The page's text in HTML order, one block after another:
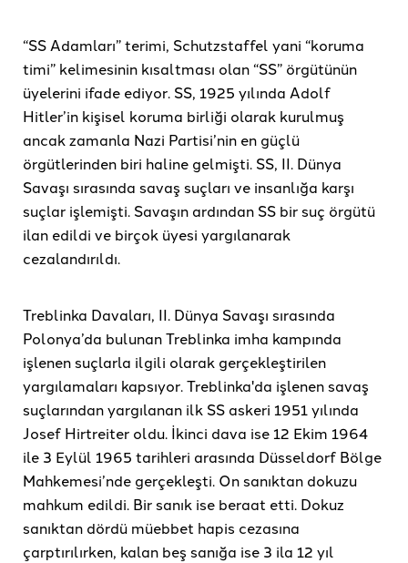
“SS Adamları” terimi, Schutzstaffel yani “koruma
timi” kelimesinin kısaltması olan “SS” örgütünün
üyelerini ifade ediyor. SS, 1925 yılında Adolf
Hitler’in kişisel koruma birliği olarak kurulmuş
ancak zamanla Nazi Partisi’nin en güçlü
örgütlerinden biri haline gelmişti. SS, II. Dünya
Savaşı sırasında savaş suçları ve insanlığa karşı
suçlar işlemişti. Savaşın ardından SS bir suç örgütü
ilan edildi ve birçok üyesi yargılanarak
cezalandırıldı.
Treblinka Davaları, II. Dünya Savaşı sırasında
Polonya’da bulunan Treblinka imha kampında
işlenen suçlarla ilgili olarak gerçekleştirilen
yargılamaları kapsıyor. Treblinka'da işlenen savaş
suçlarından yargılanan ilk SS askeri 1951 yılında
Josef Hirtreiter oldu. İkinci dava ise 12 Ekim 1964
ile 3 Eylül 1965 tarihleri ​​arasında Düsseldorf Bölge
Mahkemesi’nde gerçekleşti. On sanıktan dokuzu
mahkum edildi. Bir sanık ise beraat etti. Dokuz
sanıktan dördü müebbet hapis cezasına
çarptırılırken, kalan beş sanığa ise 3 ila 12 yıl